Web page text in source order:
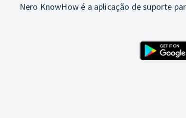
Nero KnowHow é a aplicação de suporte